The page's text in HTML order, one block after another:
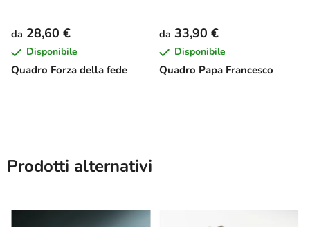
Quadro Forza della fede
da 28,60 €
Disponibile
Quadro Papa Francesco
da 33,90 €
Disponibile
Prodotti alternativi